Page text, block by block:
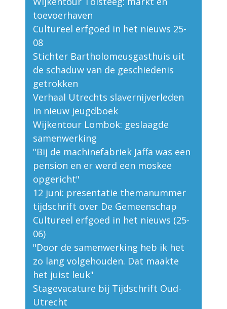
toevoerhaven
Cultureel erfgoed in het nieuws 25-
08
Stichter Bartholomeusgasthuis uit
de schaduw van de geschiedenis
getrokken
Verhaal Utrechts slavernijverleden
in nieuw jeugdboek
Wijkentour Lombok: geslaagde
samenwerking
"Bij de machinefabriek Jaffa was een
pension en er werd een moskee
opgericht"
12 juni: presentatie themanummer
tijdschrift over De Gemeenschap
Cultureel erfgoed in het nieuws (25-
06)
"Door de samenwerking heb ik het
zo lang volgehouden. Dat maakte
het juist leuk"
Stagevacature bij Tijdschrift Oud-
Utrecht